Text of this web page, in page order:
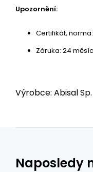
Upozornění:
Certifikát, norma:
Záruka: 24
Výrobce: Abisal
Naposledy